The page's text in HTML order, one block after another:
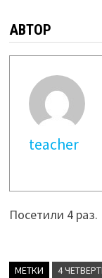
АВТОР
teacher
Посетили 4 раз.
МЕТКИ 4